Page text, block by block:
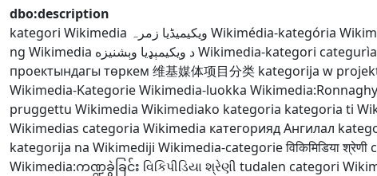
dbo:description
kategori Wikimedia ویکیمیڈیا زمرہ Wikimédia-kategória
ng Wikimedia د ويکيمېډيا وېشنيزهWikimedia-kategori
проектындагы төркем 维基媒体项目分类 kategorija w
Wikimedia-KategorieWikimedia-luokka
pruggettu Wikimedia Wikimediako kategoria kategoria ti
Wikimedias categoria Wikimedia категорияд Ангилал
kategorija na Wikimediji Wikimedia-categorieविकिमिडिया श्रेणी
Wikimedia:ကဏ္ဍခွဲခြင်း વિકિપીડિયા શ્રેણી tudalen categori